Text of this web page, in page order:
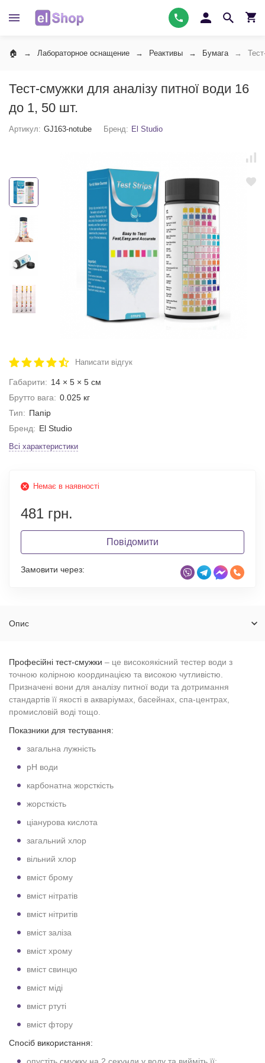
Лабораторное оснащение Реактивы Бумага
Тест-смужки для аналізу питної води 16
до 1, 50 шт.
Артикул: GJ163-notube Бренд: El Studio
Написати відгук
Габарити: 14 × 5 × 5 см
Брутто вага: 0.025 кг
Тип: Папір
Бренд: El Studio
Всі характеристики
Немає в наявності
481 грн.
Повідомити
Замовити через:
Опис
Професійні тест-смужки – це високоякісний тестер води з
точною колірною координацією та високою чутливістю.
Призначені вони для аналізу питної води та дотримання
стандартів її якості в акваріумах, басейнах, спа-центрах,
промисловій воді тощо.
Показники для тестування:
загальна лужність
pH води
карбонатна жорсткість
жорсткість
ціанурова кислота
загальний хлор
вільний хлор
вміст брому
вміст нітратів
вміст нітритів
вміст заліза
вміст хрому
вміст свинцю
вміст міді
вміст ртуті
вміст фтору
Спосіб використання: